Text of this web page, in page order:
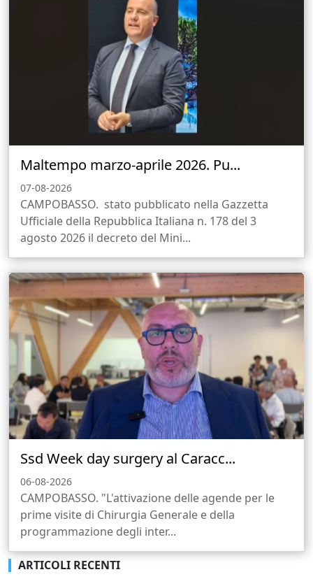
Maltempo marzo-aprile 2026. Pu...
07-08-2026
CAMPOBASSO. stato pubblicato nella Gazzetta
Ufficiale della Repubblica Italiana n. 178 del 3
agosto 2026 il decreto del Mini...
Ssd Week day surgery al Caracc...
06-08-2026
CAMPOBASSO. "L'attivazione delle agende per le
prime visite di Chirurgia Generale e della
programmazione degli inter...
ARTICOLI RECENTI